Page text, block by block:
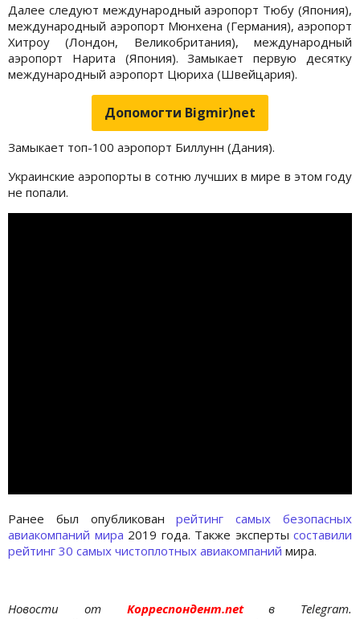
Далее следуют международный аэропорт Тюбу (Япония),
международный аэропорт Мюнхена (Германия), аэропорт
Хитроу (Лондон, Великобритания), международный
аэропорт Нарита (Япония). Замыкает первую десятку
международный аэропорт Цюриха (Швейцария).
Допомогти Bigmir)net
Замыкает топ-100 аэропорт Биллунн (Дания).
Украинские аэропорты в сотню лучших в мире в этом году
не попали.
Ранее был опубликованрейтинг самых безопасных
авиакомпаний мира 2019 года. Также эксперты составили
рейтинг 30 самых чистоплотных авиакомпаний мира.
Новости отКорреспондент.netв Telegram.